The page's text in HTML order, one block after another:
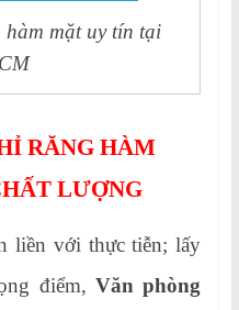
hàm mặt uy tín tại
RĂNG HÀM
LƯỢNG
liền với thực tiễn; lấy
điểm, Văn phòng